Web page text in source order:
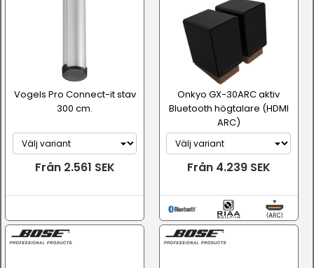
Vogels Pro Connect-it stav
300 cm.
Från 2.561 SEK
Onkyo GX-30ARC aktiv
Bluetooth högtalare (HDMI
ARC)
Från 4.239 SEK